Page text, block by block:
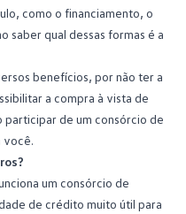
como o financiamento, o
saber qual dessas formas é a
benefícios, por não ter a
a compra à vista de
participar de um consórcio de
você.
um consórcio de
de crédito muito útil para